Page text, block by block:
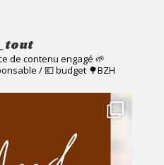
de contenu engagé 🌱
/ 💶 budget🌳BZH